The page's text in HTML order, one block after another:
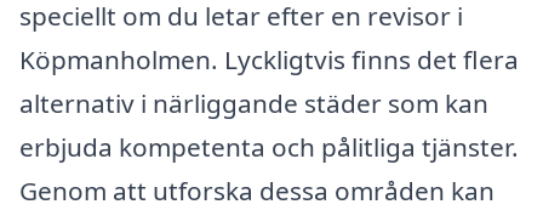
speciellt om du letar efter en revisor i
Köpmanholmen. Lyckligtvis finns det flera
alternativ i närliggande städer som kan
erbjuda kompetenta och pålitliga tjänster.
Genom att utforska dessa områden kan